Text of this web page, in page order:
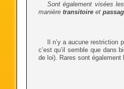
Sont également visées
manière transitoireet
Il n’y a aucune
c’est qu’il semble que dans
de loi). Rares sont